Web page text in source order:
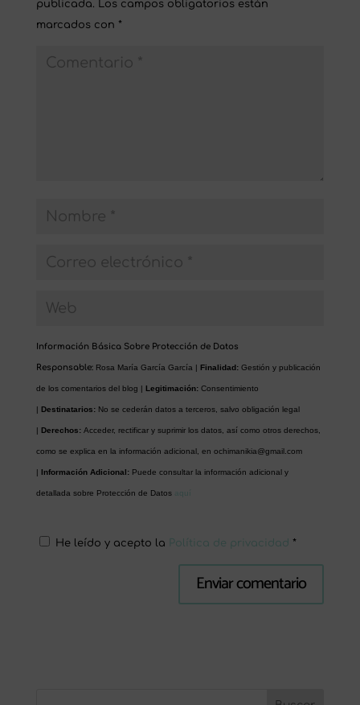
publicada. Los campos obligatorios están
marcados con *
Información Básica Sobre Protección de Datos
Responsable: Rosa María García García | Finalidad: Gestión y publicación
de los comentarios del blog | Legitimación: Consentimiento
| Destinatarios: No se cederán datos a terceros, salvo obligación legal
| Derechos: Acceder, rectificar y suprimir los datos, así como otros derechos,
como se explica en la información adicional, en ochimanikia@gmail.com
| Información Adicional: Puede consultar la información adicional y
detallada sobre Protección de Datos aquí
He leído y acepto la Política de privacidad *